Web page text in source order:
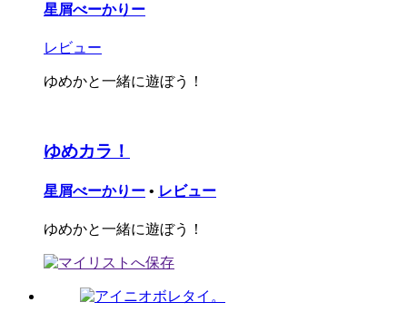
星屑べーかりー
レビュー
ゆめかと一緒に遊ぼう！
ゆめカラ！
星屑べーかりー • レビュー
ゆめかと一緒に遊ぼう！